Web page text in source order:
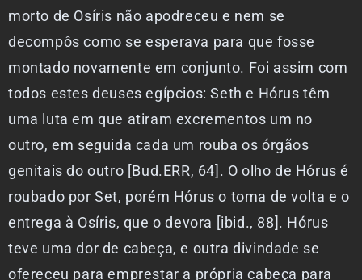
morto de Osíris não apodreceu e nem se
decompôs como se esperava para que fosse
montado novamente em conjunto. Foi assim com
todos estes deuses egípcios: Seth e Hórus têm
uma luta em que atiram excrementos um no
outro, em seguida cada um rouba os órgãos
genitais do outro [Bud.ERR, 64]. O olho de Hórus é
roubado por Set, porém Hórus o toma de volta e o
entrega à Osíris, que o devora [ibid., 88]. Hórus
teve uma dor de cabeça, e outra divindade se
ofereceu para emprestar a própria cabeça para